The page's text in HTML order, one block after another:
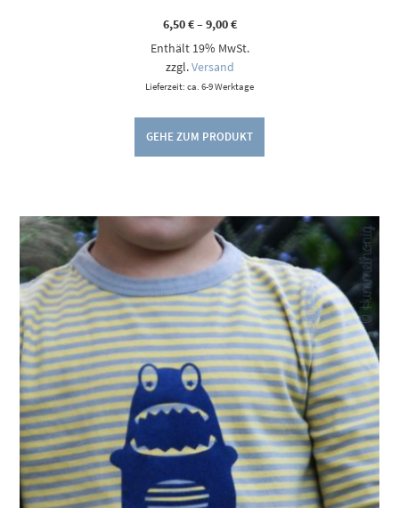
6,50€–9,00€Preisspanne:
bis
Enthält 19% MwSt.
zzgl.Versand
Lieferzeit: ca. 6-9 Werktage
GEHE ZUM PRODUKT